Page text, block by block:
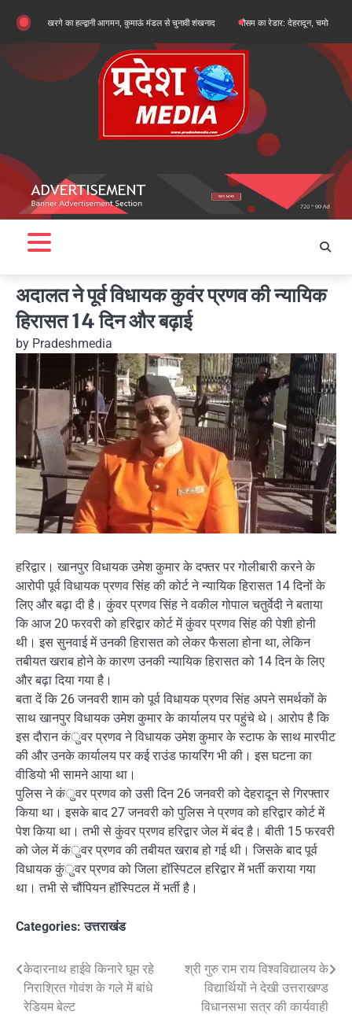
content
खरगे का हल्द्वानी आगमन, कुमाऊं मंडल से चुनावी शंखनाद मौसम का रेडार: देहरादून, चमोली और बागेश्वर में
अदालत ने पूर्व विधायक कुवंर प्रणव की न्यायिक
हिरासत 14 दिन और बढ़ाई
by Pradeshmedia
हरिद्वार। खानपुर विधायक उमेश कुमार के दफ्तर पर गोलीबारी करने के
आरोपी पूर्व विधायक प्रणव सिंह की कोर्ट ने न्यायिक हिरासत 14 दिनों के
लिए और बढ़ा दी है। कुंवर प्रणव सिंह ने वकील गोपाल चतुर्वेदी ने बताया
कि आज 20 फरवरी को हरिद्वार कोर्ट में कुंवर प्रणव सिंह की पेशी होनी
थी। इस सुनवाई में उनकी हिरासत को लेकर फैसला होना था, लेकिन
तबीयत खराब होने के कारण उनकी न्यायिक हिरासत को 14 दिन के लिए
और बढ़ा दिया गया है।
बता दें कि 26 जनवरी शाम को पूर्व विधायक प्रणव सिंह अपने समर्थकों के
साथ खानपुर विधायक उमेश कुमार के कार्यालय पर पहुंचे थे। आरोप है कि
इस दौरान कंुवर प्रणव ने विधायक उमेश कुमार के स्टाफ के साथ मारपीट
की और उनके कार्यालय पर कई राउंड फायरिंग भी की। इस घटना का
वीडियो भी सामने आया था।
पुलिस ने कंुवर प्रणव को उसी दिन 26 जनवरी को देहरादून से गिरफ्तार
किया था। इसके बाद 27 जनवरी को पुलिस ने प्रणव को हरिद्वार कोर्ट में
पेश किया था। तभी से कुंवर प्रणव हरिद्वार जेल में बंद है। बीती 15 फरवरी
को जेल में कंुवर प्रणव की तबीयत खराब हो गई थी। जिसके बाद पूर्व
विधायक कुंुवर प्रणव को जिला हॉस्पिटल हरिद्वार में भर्ती कराया गया
था। तभी से चौंपियन हॉस्पिटल में भर्ती है।
Categories:उत्तराखंड
Post
navigation
केदारनाथ हाईवे किनारे घूम रहे
निराश्रित गोवंश के गले में बांधे
रेडियम बेल्ट
श्री गुरु राम राय विश्वविद्यालय के
विद्यार्थियों ने देखी उत्तराखण्ड
विधानसभा सत्र की कार्यवाही